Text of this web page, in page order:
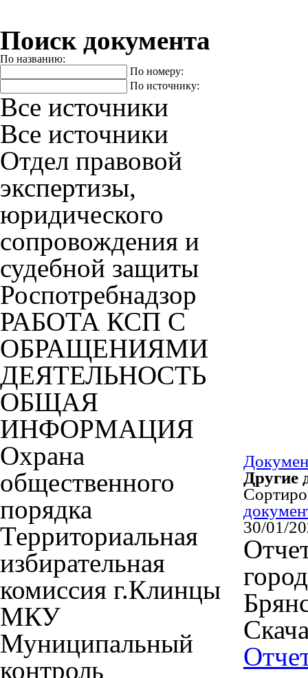
Поиск документа
По названию:
По номеру:
По источнику:
Все источники
Все источники
Отдел правовой
экспертизы,
юридического
сопровождения и
судебной защиты
Роспотребнадзор
РАБОТА КСП С
ОБРАЩЕНИЯМИ
ДЕЯТЕЛЬНОСТЬ
ОБЩАЯ
ИНФОРМАЦИЯ
Охрана
общественного
порядка
Территориальная
избирательная
комиссия г.Клинцы
МКУ
Муниципальный
контроль
Другие
30/01/